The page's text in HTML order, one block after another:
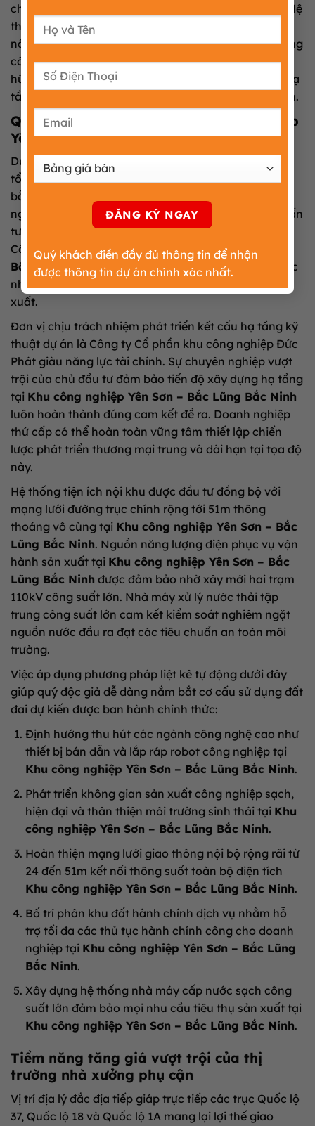
Quý khách điền đầy đủ thông tin để nhận
được thông tin dự án chính xác nhất.
cho các ngành dịch vụ phụ trợ cất cánh phát triển. Hệ
thống tiện ích xã hội hình thành quanh dự án giúp
nâng cao đời sống vật chất và tinh thần cho lực lượng
công nhân làm việc tại đây. Quyết định lựa chọn sở
hữu các sản phẩm bất động sản đón đầu làn sóng hạ
tầng này cam kết mang lại hiệu quả tích sản an toàn.
Quy hoạch chi tiết dự án Khu công nghiệp
Yên Sơn – Bắc Lũng Bắc Ninh
Dự án quy mô lớn này được triển khai xây dựng trên
tổng diện tích quỹ đất rộng lớn lên tới 140ha mặt
bằng sạch đồng bộ hiện đại. Tổ hợp sở hữu tổng
nguồn vốn đầu tư đăng ký đạt mức con số vô cùng ấn
tượng là 1.913,912 tỷ đồng từ các nhà phát triển lớn.
Cấu trúc chức năng tại Khu công nghiệp Yên Sơn –
Bắc Lũng Bắc Ninhđược phân bổ vô cùng khoa học
nhằm phục vụ đa dạng các nhóm ngành nghề sản
xuất.
Đơn vị chịu trách nhiệm phát triển kết cấu hạ tầng kỹ
thuật dự án là Công ty Cổ phần khu công nghiệp Đức
Phát giàu năng lực tài chính. Sự chuyên nghiệp vượt
trội của chủ đầu tư đảm bảo tiến độ xây dựng hạ tầng
tại Khu công nghiệp Yên Sơn – Bắc Lũng Bắc Ninh
luôn hoàn thành đúng cam kết đề ra. Doanh nghiệp
thứ cấp có thể hoàn toàn vững tâm thiết lập chiến
lược phát triển thương mại trung và dài hạn tại tọa độ
này.
Hệ thống tiện ích nội khu được đầu tư đồng bộ với
mạng lưới đường trục chính rộng tới 51m thông
thoáng vô cùng tại Khu công nghiệp Yên Sơn – Bắc
Lũng Bắc Ninh. Nguồn năng lượng điện phục vụ vận
hành sản xuất tại Khu công nghiệp Yên Sơn – Bắc
Lũng Bắc Ninh được đảm bảo nhờ xây mới hai trạm
110kV công suất lớn. Nhà máy xử lý nước thải tập
trung công suất lớn cam kết kiểm soát nghiêm ngặt
nguồn nước đầu ra đạt các tiêu chuẩn an toàn môi
trường.
Việc áp dụng phương pháp liệt kê tự động dưới đây
giúp quý độc giả dễ dàng nắm bắt cơ cấu sử dụng đất
đai dự kiến được ban hành chính thức:
Định hướng thu hút các ngành công nghệ cao như
thiết bị bán dẫn và lắp ráp robot công nghiệp tại
Khu công nghiệp Yên Sơn – Bắc Lũng Bắc Ninh.
Phát triển không gian sản xuất công nghiệp sạch,
hiện đại và thân thiện môi trường sinh thái tại Khu
công nghiệp Yên Sơn – Bắc Lũng Bắc Ninh.
Hoàn thiện mạng lưới giao thông nội bộ rộng rãi từ
24 đến 51m kết nối thông suốt toàn bộ diện tích
Khu công nghiệp Yên Sơn – Bắc Lũng Bắc Ninh.
Bố trí phân khu đất hành chính dịch vụ nhằm hỗ
trợ tối đa các thủ tục hành chính công cho doanh
nghiệp tại Khu công nghiệp Yên Sơn – Bắc Lũng
Bắc Ninh.
Xây dựng hệ thống nhà máy cấp nước sạch công
suất lớn đảm bảo mọi nhu cầu tiêu thụ sản xuất tại
Khu công nghiệp Yên Sơn – Bắc Lũng Bắc Ninh.
Tiềm năng tăng giá vượt trội của thị
trường nhà xưởng phụ cận
Vị trí địa lý đắc địa tiếp giáp trực tiếp các trục Quốc lộ
37, Quốc lộ 18 và Quốc lộ 1A mang lại lợi thế giao